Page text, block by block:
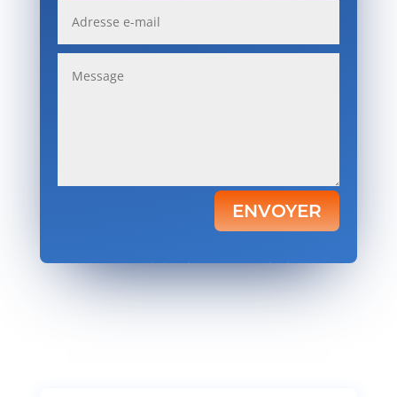
ENVOYER
Votre satisfaction, notre priorité.